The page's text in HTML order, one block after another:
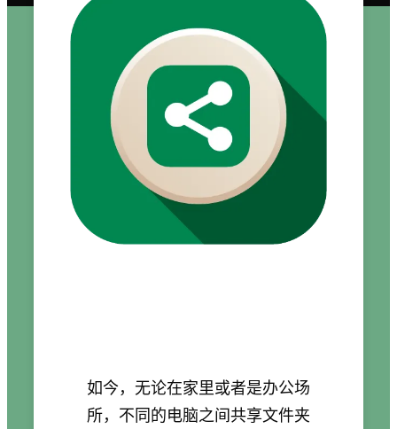
如今，无论在家里或者是办公场
所，不同的电脑之间共享文件夹